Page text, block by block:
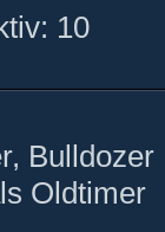
10
Bulldozer
Oldtimer